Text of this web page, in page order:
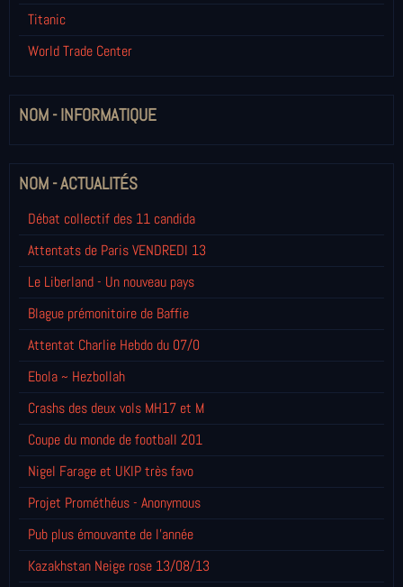
Titanic
World Trade Center
NOM - INFORMATIQUE
NOM - ACTUALITÉS
Débat collectif des 11 candida
Attentats de Paris VENDREDI 13
Le Liberland - Un nouveau pays
Blague prémonitoire de Baffie
Attentat Charlie Hebdo du 07/0
Ebola ~ Hezbollah
Crashs des deux vols MH17 et M
Coupe du monde de football 201
Nigel Farage et UKIP très favo
Projet Prométhéus - Anonymous
Pub plus émouvante de l'année
Kazakhstan Neige rose 13/08/13